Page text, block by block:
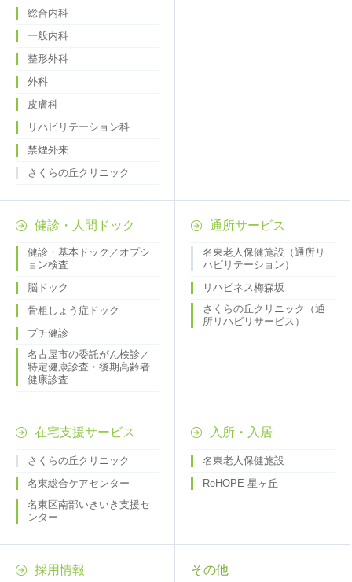
総合内科
一般内科
整形外科
外科
皮膚科
リハビリテーション科
禁煙外来
さくらの丘クリニック
健診・人間ドック
健診・基本ドック／オプシ
ョン検査
脳ドック
骨粗しょう症ドック
プチ健診
名古屋市の委託がん検診／
特定健康診査・後期高齢者
健康診査
通所サービス
名東老人保健施設（通所リ
ハビリテーション）
リハピネス梅森坂
さくらの丘クリニック（通
所リハビリサービス）
在宅支援サービス
さくらの丘クリニック
名東総合ケアセンター
名東区南部いきいき支援セ
ンター
入所・入居
名東老人保健施設
ReHOPE 星ヶ丘
採用情報 その他